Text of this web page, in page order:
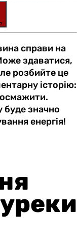
справи на
здаватися,
розбийте це
історію:
буде значно
енергія!